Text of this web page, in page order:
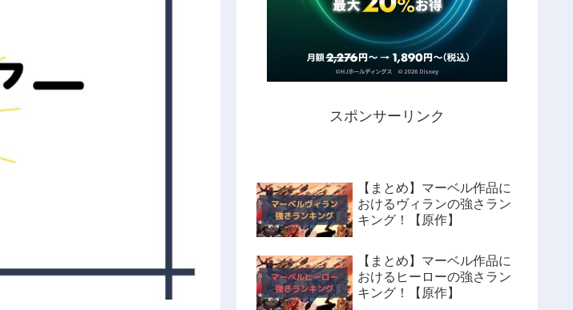
スポンサーリンク
【まとめ】マーベル作品に
おけるヴィランの強さラン
キング！【原作】
【まとめ】マーベル作品に
おけるヒーローの強さラン
キング！【原作】